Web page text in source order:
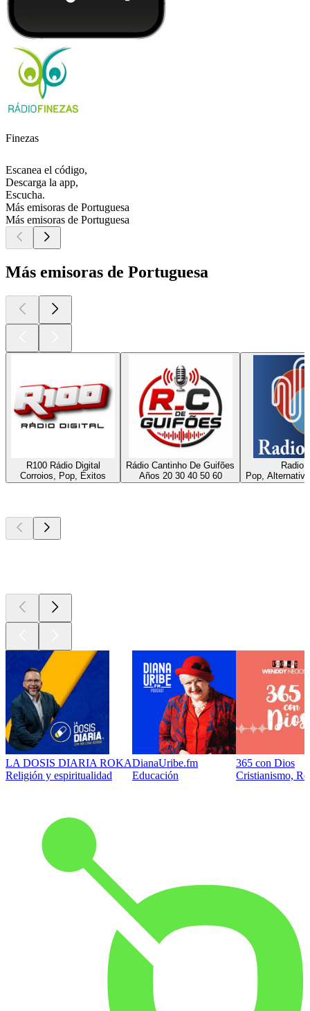
Finezas
Escanea el código,
Descarga la app,
Escucha.
Más emisoras de Portuguesa
Más emisoras de Portuguesa
Más emisoras de Portuguesa
R100 Rádio Digital
Corroios, Pop, Éxitos
Rádio Cantinho De Guifões
Años 20 30 40 50 60
Radio
Pop,
LA DOSIS DIARIA ROKA
Religión y espiritualidad
DianaUribe.fm
Educación
365 con Dios
Cristianismo,